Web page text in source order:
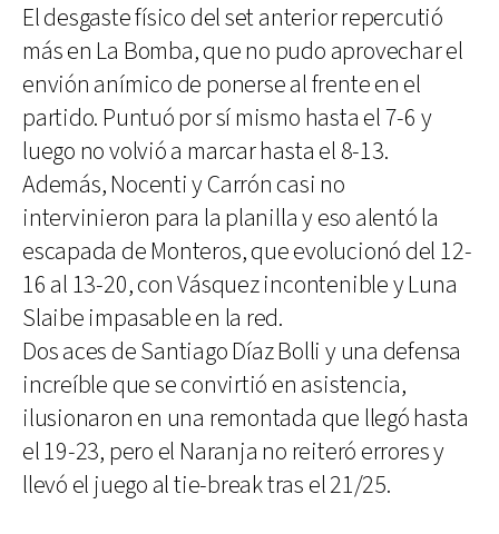
El desgaste físico del set anterior repercutió
más en La Bomba, que no pudo aprovechar el
envión anímico de ponerse al frente en el
partido. Puntuó por sí mismo hasta el 7-6 y
luego no volvió a marcar hasta el 8-13.
Además, Nocenti y Carrón casi no
intervinieron para la planilla y eso alentó la
escapada de Monteros, que evolucionó del 12-
16 al 13-20, con Vásquez incontenible y Luna
Slaibe impasable en la red.
Dos aces de Santiago Díaz Bolli y una defensa
increíble que se convirtió en asistencia,
ilusionaron en una remontada que llegó hasta
el 19-23, pero el Naranja no reiteró errores y
llevó el juego al tie-break tras el 21/25.